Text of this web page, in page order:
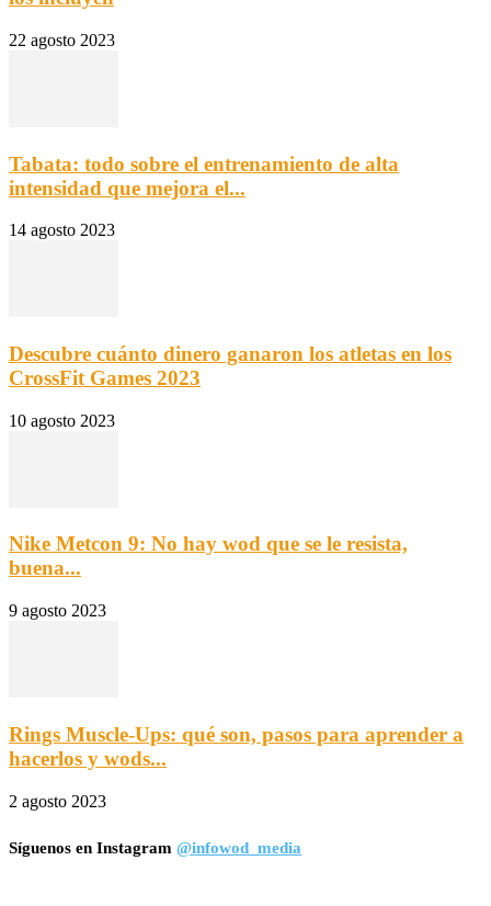
22 agosto 2023
Tabata: todo sobre el entrenamiento de alta
intensidad que mejora el...
14 agosto 2023
Descubre cuánto dinero ganaron los atletas en los
CrossFit Games 2023
10 agosto 2023
Nike Metcon 9: No hay wod que se le resista,
buena...
9 agosto 2023
Rings Muscle-Ups: qué son, pasos para aprender a
hacerlos y wods...
2 agosto 2023
Síguenos en Instagram @infowod_media